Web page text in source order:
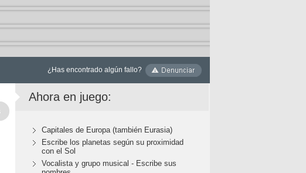
¿Has encontrado algún fallo?
Ahora en juego:
Capitales de Europa (también Eurasia)
Escribe los planetas según su proximidad
con el Sol
Vocalista y grupo musical - Escribe sus